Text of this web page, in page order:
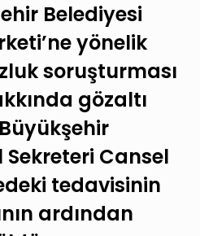
Belediyesi
yönelik
soruşturması
gözaltı
Sekreteri Cansel
tedavisinin
ardından